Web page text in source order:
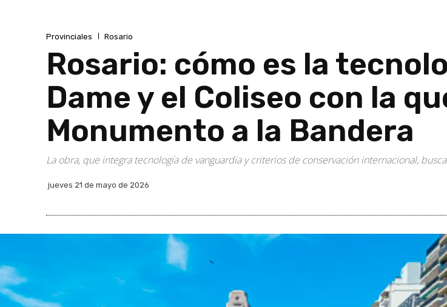
Provinciales Rosario
Rosario: cómo es la
Dame y el Coliseo con la
Monumento a la Bandera
La obra, que integra tecnología de vanguardia y criterios de conservación internacional,
jueves 21 de mayo de 2026